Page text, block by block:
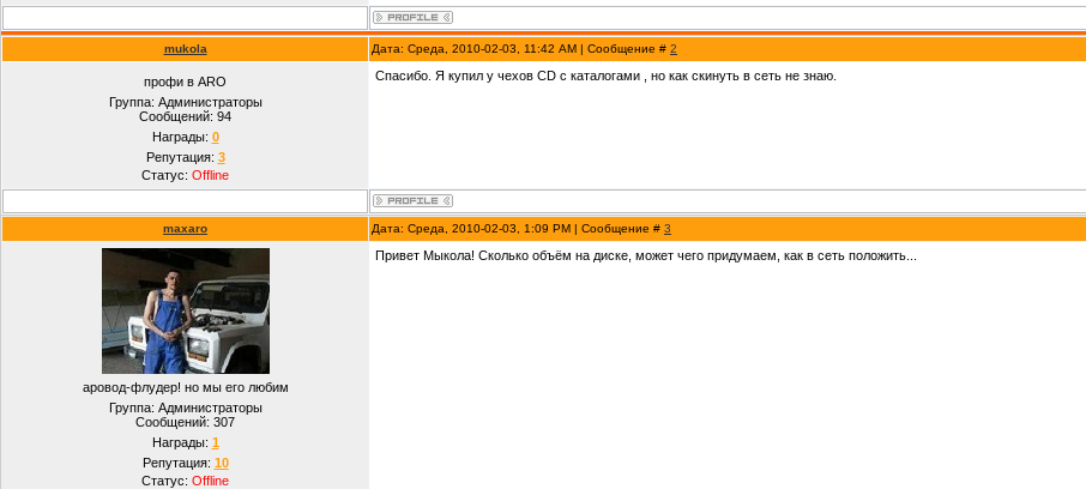
mukola Дата: Среда, 2010-02-03, 11:42 AM | Сообщение # 2
профи в ARO
Группа: Администраторы
Сообщений: 94
Награды: 0
Репутация: 3
Статус: Offline
Спасибо. Я купил у чехов СD c каталогами , но как скинуть в сеть не знаю.
maxaro Дата: Среда, 2010-02-03, 1:09 PM | Сообщение # 3
аровод-флудер! но мы его любим
Группа: Администраторы
Сообщений: 307
Награды: 1
Репутация: 10
Статус: Offline
Привет Мыкола! Сколько объём на диске, может чего придумаем, как в сеть положить...